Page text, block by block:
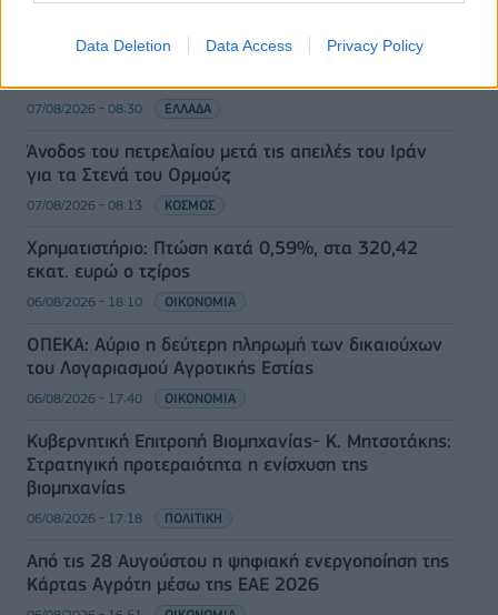
Data Deletion Data Access Privacy Policy
Υψηλός κίνδυνος πυρκαγιάς σήμερα σε Αττική,
07/08/2026 - 08:30 ΕΛΛΑΔΑ
Άνοδος του πετρελαίου μετά τις απειλές του Ιράν
για τα Στενά του Ορμούζ
07/08/2026 - 08:13 ΚΟΣΜΟΣ
Χρηματιστήριο: Πτώση κατά 0,59%, στα 320,42
εκατ. ευρώ ο τζίρος
06/08/2026 - 18:10 ΟΙΚΟΝΟΜΙΑ
ΟΠΕΚΑ: Αύριο η δεύτερη πληρωμή των δικαιούχων
του Λογαριασμού Αγροτικής Εστίας
06/08/2026 - 17:40 ΟΙΚΟΝΟΜΙΑ
Κυβερνητική Επιτροπή Βιομηχανίας- Κ. Μητσοτάκης:
Στρατηγική προτεραιότητα η ενίσχυση της
βιομηχανίας
06/08/2026 - 17:18 ΠΟΛΙΤΙΚΗ
Από τις 28 Αυγούστου η ψηφιακή ενεργοποίηση της
Κάρτας Αγρότη μέσω της ΕΑΕ 2026